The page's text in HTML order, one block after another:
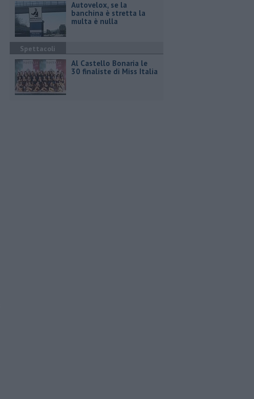
Autovelox, se la
banchina è stretta la
multa è nulla
Spettacoli
Al Castello Bonaria le
30 finaliste di Miss Italia